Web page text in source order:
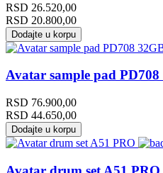
RSD 26.520,00
RSD 20.800,00
Dodajte u korpu
Avatar sample pad PD708
RSD 76.900,00
RSD 44.650,00
Dodajte u korpu